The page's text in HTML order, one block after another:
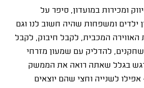
ומכירות במועדון, סיפר על
ילדים ומשפחות שהיה חשוב לנו וגם
האווירה המכבית, לקבל חיבוק, לקבל
להדליק עם שמעון מזרחי
בגלל שאתה רואה את הממשק
לשנייה וחצי שהם יוצאים